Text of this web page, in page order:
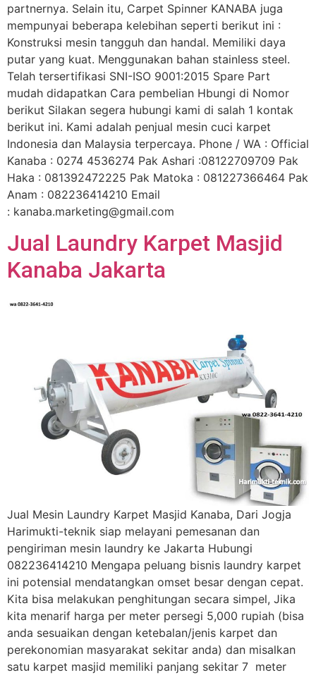
partnernya. Selain itu, Carpet Spinner KANABA juga
mempunyai beberapa kelebihan seperti berikut ini :
Konstruksi mesin tangguh dan handal. Memiliki daya
putar yang kuat. Menggunakan bahan stainless steel.
Telah tersertifikasi SNI-ISO 9001:2015 Spare Part
mudah didapatkan Cara pembelian Hbungi di Nomor
berikut Silakan segera hubungi kami di salah 1 kontak
berikut ini. Kami adalah penjual mesin cuci karpet
Indonesia dan Malaysia terpercaya. Phone / WA : Official
Kanaba : 0274 4536274 Pak Ashari :08122709709 Pak
Haka : 081392472225 Pak Matoka : 081227366464 Pak
Anam : 082236414210 Email
: kanaba.marketing@gmail.com
Jual Laundry Karpet Masjid
Kanaba Jakarta
Jual Mesin Laundry Karpet Masjid Kanaba, Dari Jogja
Harimukti-teknik siap melayani pemesanan dan
pengiriman mesin laundry ke Jakarta Hubungi
082236414210 Mengapa peluang bisnis laundry karpet
ini potensial mendatangkan omset besar dengan cepat.
Kita bisa melakukan penghitungan secara simpel, Jika
kita menarif harga per meter persegi 5,000 rupiah (bisa
anda sesuaikan dengan ketebalan/jenis karpet dan
perekonomian masyarakat sekitar anda) dan misalkan
satu karpet masjid memiliki panjang sekitar 7 meter